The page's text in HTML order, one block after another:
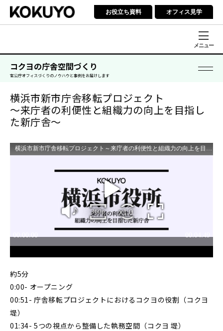
お役立ち資料 オフィス見学
メニュー
コクヨの庁舎空間づくり
官公庁オフィスづくりのノウハウと事例をお届けします
横浜市新市庁舎移転プロジェクト
～来庁者の利便性と組織力の向上を目指し
た新庁舎～
約5分
0:00- オープニング
00:51- 庁舎移転プロジェクトにおけるコクヨの役割（コクヨ
堤）
01:34- 5つの視点から整備した執務空間（コクヨ 堤）